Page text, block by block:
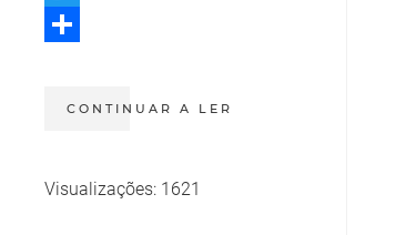
Twitter
CONTINUAR A LER
Visualizações: 1621